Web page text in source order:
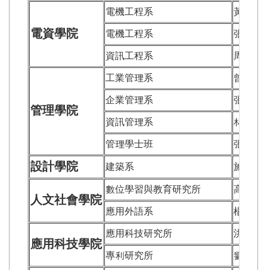
電資學院
電機工程系 黃意婷
電機工程系 張立中
資訊工程系 周詩梵
管理學院
工業管理系 曾世賢
企業管理系 張譯尹
資訊管理系 林俊叡
管理學士班 張智傑
設計學院 建築系 施乃中
人文社會學院
數位學習與教育研究所 高宜敏
應用外語系 楊智琄
應用科技學院
應用科技研究所 洪維松
專利研究所 劉國讚